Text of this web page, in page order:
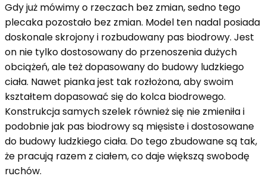
Gdy już mówimy o rzeczach bez zmian, sedno tego
plecaka pozostało bez zmian. Model ten nadal posiada
doskonale skrojony i rozbudowany pas biodrowy. Jest
on nie tylko dostosowany do przenoszenia dużych
obciążeń, ale też dopasowany do budowy ludzkiego
ciała. Nawet pianka jest tak rozłożona, aby swoim
kształtem dopasować się do kolca biodrowego.
Konstrukcja samych szelek również się nie zmieniła i
podobnie jak pas biodrowy są mięsiste i dostosowane
do budowy ludzkiego ciała. Do tego zbudowane są tak,
że pracują razem z ciałem, co daje większą swobodę
ruchów.